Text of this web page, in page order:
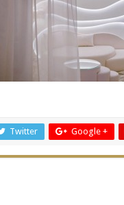
Twitter Google +